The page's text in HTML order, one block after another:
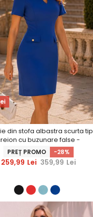
din stofa albastra scurta tip
cu buzunare false -
StarShinerS
PREȚ PROMO -28%
259,99 Lei 359,99 Lei